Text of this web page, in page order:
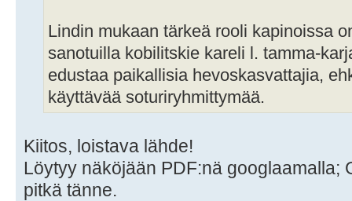
Lindin mukaan tärkeä rooli kapinoissa
sanotuilla kobilitskie kareli l. tamma-
edustaa paikallisia hevoskasvattajia,
käyttävää soturiryhmittymää.
Kiitos, loistava lähde!
Löytyy näköjään PDF:nä googlaamalla;
pitkä tänne.